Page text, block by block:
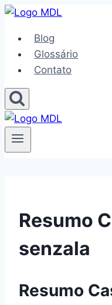
Pular
Conteúdo
Blog
Glossário
Contato
Resumo
senzala
Resumo